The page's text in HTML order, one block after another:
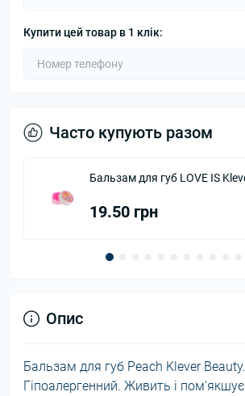
Купити цей товар в 1 клік:
Часто купують разом
LOVE IS Klever 5 мл
Опис
Бальзам для губ Peach Klever Beauty.
Гіпоалергенний. Живить і